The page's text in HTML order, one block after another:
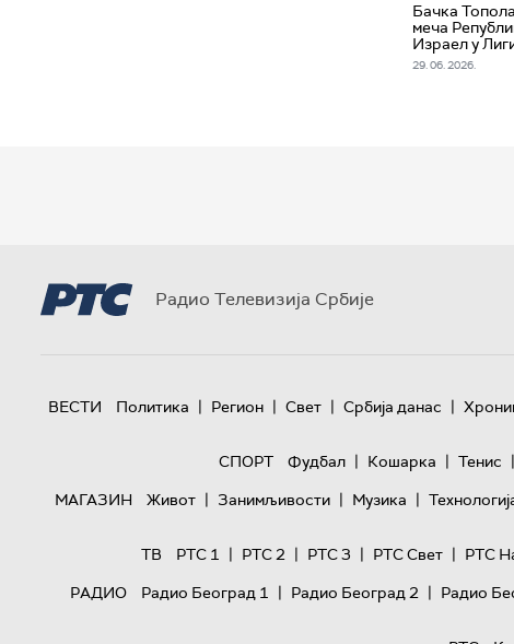
Бачка
меча
Израел у
29. 06. 2026.
Радио Телевизија Србије
ВЕСТИ Политика | Регион | Свет | Србија данас |
СПОРТ
Фудбал | Кошарка | Тенис |
МАГАЗИН
Живот | Занимљивости | Музика |
ТВ
РТС 1 | РТС 2 | РТС 3 | РТС Свет | РТС
РАДИО
Радио Београд 1 | Радио Београд 2 | Радио